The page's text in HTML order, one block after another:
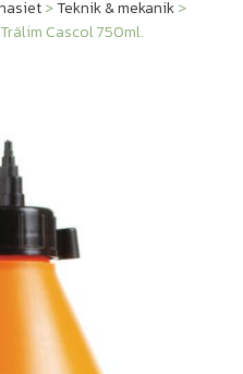
>Teknik & mekanik>
Trälim Cascol 750ml.